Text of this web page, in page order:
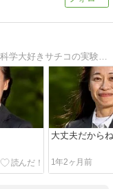
毎日実験、生活は実験の連続だ。宇宙と科学大好きサチコの実験にっき。
大丈夫だから
1年2ヶ月前